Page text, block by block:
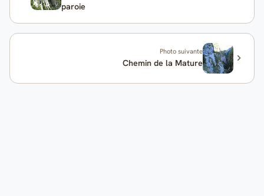
paroie
Photo suivante
Chemin de la Mature